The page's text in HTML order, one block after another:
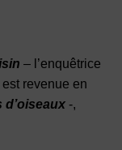
– l’enquêtrice
revenue en
d’oiseaux -,